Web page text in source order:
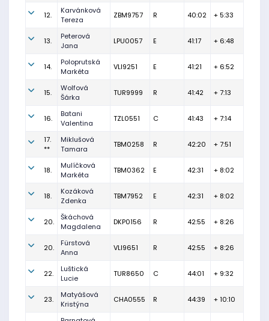
12.
Karvánková
Tereza
ZBM9757 R 40:02 + 5:33
13.
Peterová
Jana
LPU0057 E 41:17 + 6:48
14.
Poloprutská
Markéta
VLI9251 E 41:21 + 6:52
15.
Wolfová
Šárka
TUR9999 R 41:42 + 7:13
16.
Batani
Valentina
TZL0551 C 41:43 + 7:14
17.
**
Miklušová
Tamara
TBM0258 R 42:20 + 7:51
18.
Mulíčková
Markéta
TBM0362 E 42:31 + 8:02
18.
Kozáková
Zdenka
TBM7952 E 42:31 + 8:02
20.
Škáchová
Magdalena
DKP0156 R 42:55 + 8:26
20.
Fürstová
Anna
VLI9651 R 42:55 + 8:26
22.
Luštická
Lucie
TUR8650 C 44:01 + 9:32
23.
Matyášová
Kristýna
CHA0555 R 44:39 + 10:10